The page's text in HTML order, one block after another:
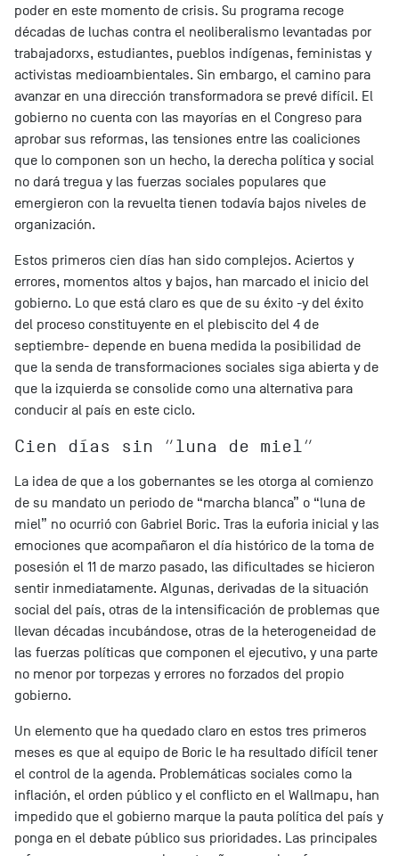
poder en este momento de crisis. Su programa recoge
décadas de luchas contra el neoliberalismo levantadas por
trabajadorxs, estudiantes, pueblos indígenas, feministas y
activistas medioambientales. Sin embargo, el camino para
avanzar en una dirección transformadora se prevé difícil. El
gobierno no cuenta con las mayorías en el Congreso para
aprobar sus reformas, las tensiones entre las coaliciones
que lo componen son un hecho, la derecha política y social
no dará tregua y las fuerzas sociales populares que
emergieron con la revuelta tienen todavía bajos niveles de
organización.
Estos primeros cien días han sido complejos. Aciertos y
errores, momentos altos y bajos, han marcado el inicio del
gobierno. Lo que está claro es que de su éxito -y del éxito
del proceso constituyente en el plebiscito del 4 de
septiembre- depende en buena medida la posibilidad de
que la senda de transformaciones sociales siga abierta y de
que la izquierda se consolide como una alternativa para
conducir al país en este ciclo.
Cien días sin “luna de miel”
La idea de que a los gobernantes se les otorga al comienzo
de su mandato un periodo de “marcha blanca” o “luna de
miel” no ocurrió con Gabriel Boric. Tras la euforia inicial y las
emociones que acompañaron el día histórico de la toma de
posesión el 11 de marzo pasado, las dificultades se hicieron
sentir inmediatamente. Algunas, derivadas de la situación
social del país, otras de la intensificación de problemas que
llevan décadas incubándose, otras de la heterogeneidad de
las fuerzas políticas que componen el ejecutivo, y una parte
no menor por torpezas y errores no forzados del propio
gobierno.
Un elemento que ha quedado claro en estos tres primeros
meses es que al equipo de Boric le ha resultado difícil tener
el control de la agenda. Problemáticas sociales como la
inflación, el orden público y el conflicto en el Wallmapu, han
impedido que el gobierno marque la pauta política del país y
ponga en el debate público sus prioridades. Las principales